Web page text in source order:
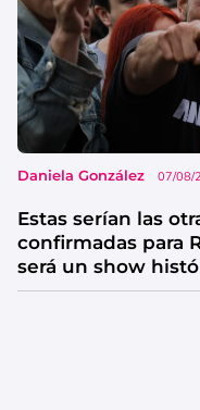
Daniela González 07/08/
Estas serían las
confirmadas para
será un show